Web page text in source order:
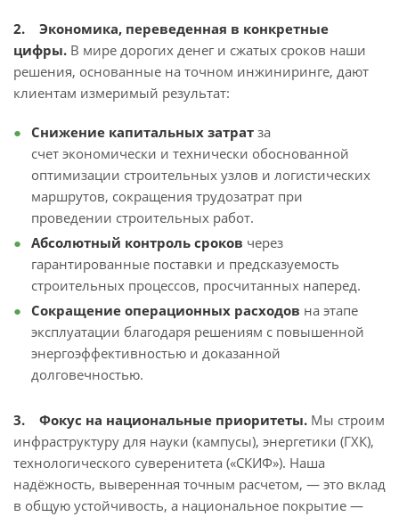
2. Экономика, переведенная в конкретные
цифры. В мире дорогих денег и сжатых сроков наши
решения, основанные на точном инжиниринге, дают
клиентам измеримый результат:
Снижение капитальных затрат за
счет экономически и технически обоснованной
оптимизации строительных узлов и логистических
маршрутов, сокращения трудозатрат при
проведении строительных работ.
Абсолютный контроль сроков через
гарантированные поставки и предсказуемость
строительных процессов, просчитанных наперед.
Сокращение операционных расходов на этапе
эксплуатации благодаря решениям с повышенной
энергоэффективностью и доказанной
долговечностью.
3. Фокус на национальные приоритеты. Мы строим
инфраструктуру для науки (кампусы), энергетики (ГХК),
технологического суверенитета («СКИФ»). Наша
надёжность, выверенная точным расчетом, — это вклад
в общую устойчивость, а национальное покрытие —